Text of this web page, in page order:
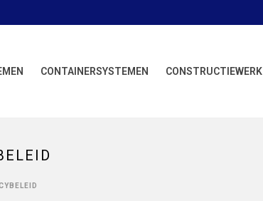
CONTAINERSYSTEMEN CONSTRUCTIEWERK